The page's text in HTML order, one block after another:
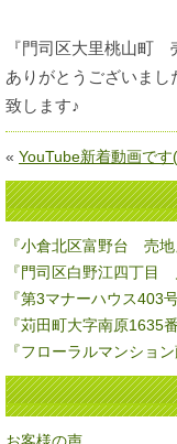
『門司区大里桃山町
ありがとうございま
致します♪
« YouTube新着動画で
『小倉北区富野台 売
『門司区白野江四丁目
『第3マナーハウス403
『苅田町大字南原1635
『フローラルマンショ